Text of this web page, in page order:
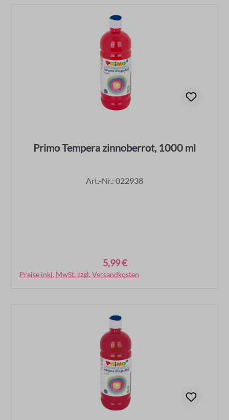
Primo Tempera zinnoberrot, 1000 ml
Art.-Nr.: 022938
5,99 €
Preise inkl. MwSt. zzgl. Versandkosten
In den Warenkorb